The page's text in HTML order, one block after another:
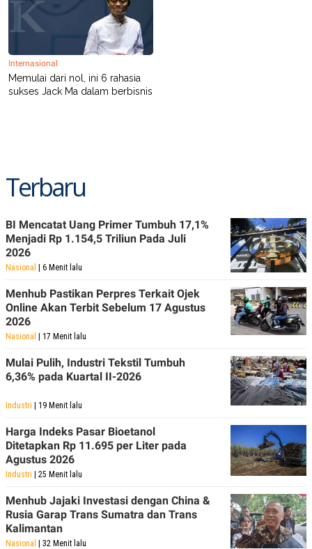
Internasional
Memulai dari nol, ini 6 rahasia
sukses Jack Ma dalam berbisnis
Terbaru
BI Mencatat Uang Primer Tumbuh 17,1%
Menjadi Rp 1.154,5 Triliun Pada Juli
2026
Nasional | 6 Menit lalu
Menhub Pastikan Perpres Terkait Ojek
Online Akan Terbit Sebelum 17 Agustus
2026
Nasional | 17 Menit lalu
Mulai Pulih, Industri Tekstil Tumbuh
6,36% pada Kuartal II-2026
Industri | 19 Menit lalu
Harga Indeks Pasar Bioetanol
Ditetapkan Rp 11.695 per Liter pada
Agustus 2026
Industri | 25 Menit lalu
Menhub Jajaki Investasi dengan China &
Rusia Garap Trans Sumatra dan Trans
Kalimantan
Nasional | 32 Menit lalu